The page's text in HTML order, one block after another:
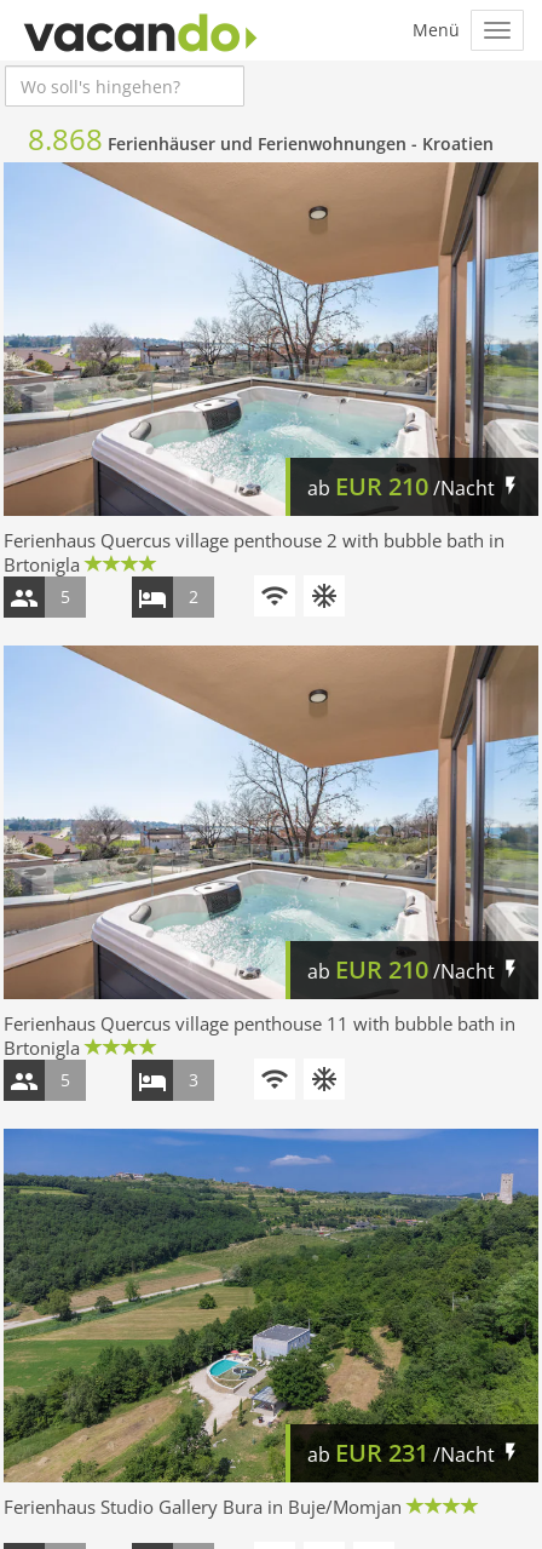
8.868 Ferienhäuser und Ferienwohnungen - Kroatien
ab EUR 210/Nacht
Ferienhaus Quercus village penthouse 2 with bubble bath in
Brtonigla
5 2
ab EUR 210/Nacht
Ferienhaus Quercus village penthouse 11 with bubble bath in
Brtonigla
5 3
ab EUR231 /Nacht
Ferienhaus Studio Gallery Bura in Buje/Momjan